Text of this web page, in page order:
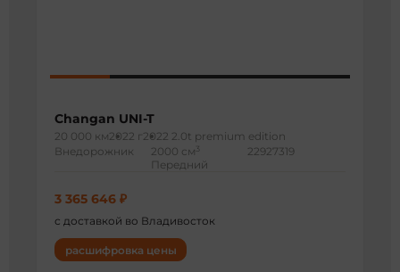
Changan UNI-T
20 000 км2022 г 2022 2.0t premium edition
Внедорожник
2000 см 3
Передний
22927319
3 365 646 ₽
с доставкой во Владивосток
расшифровка цены